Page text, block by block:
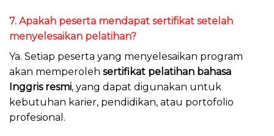
7. Apakah peserta mendapat sertifikat setelah
menyelesaikan pelatihan?
Ya. Setiap peserta yang menyelesaikan program
akan memperoleh sertifikat pelatihan bahasa
Inggris resmi, yang dapat digunakan untuk
kebutuhan karier, pendidikan, atau portofolio
profesional.